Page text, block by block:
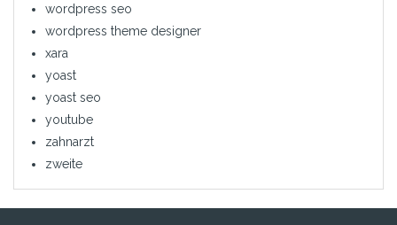
wordpress seo
wordpress theme designer
xara
yoast
yoast seo
youtube
zahnarzt
zweite